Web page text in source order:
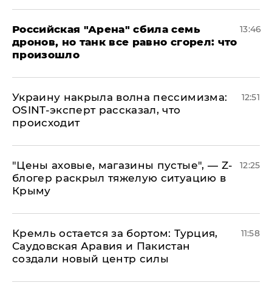
​Российская "Арена" сбила семь
дронов, но танк все равно сгорел: что
произошло
13:46
​Украину накрыла волна пессимизма:
OSINT-эксперт рассказал, что
происходит
12:51
​"Цены аховые, магазины пустые", — Z-
блогер раскрыл тяжелую ситуацию в
Крыму
12:25
​Кремль остается за бортом: Турция,
Саудовская Аравия и Пакистан
создали новый центр силы
11:58